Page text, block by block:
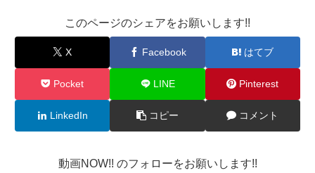
このページのシェアをお願いします!!
X Facebook はてブ
Pocket LINE Pinterest
LinkedIn コピー コメント
動画NOW!! のフォローをお願いします!!